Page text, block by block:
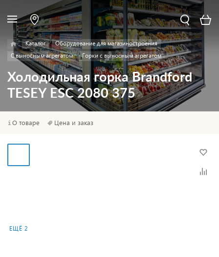
Каталог
Оборудование для магазиностроения
С выносным агрегатом
Горки с выносным агрегатом
Холодильная горка Brandford
TESEY ESC 2080 375
О товаре Цена и заказ
ЕЩЁ 2